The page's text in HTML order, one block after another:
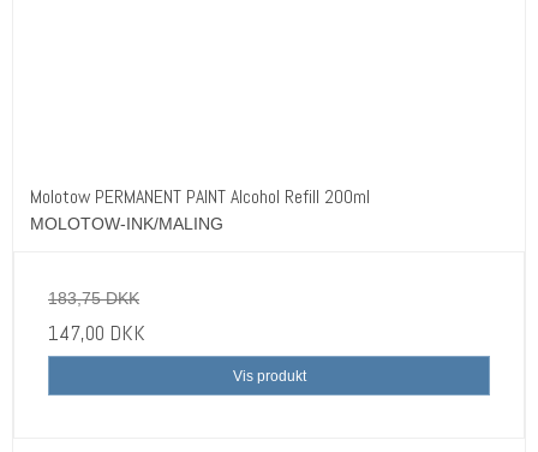
Molotow PERMANENT PAINT Alcohol Refill 200ml
MOLOTOW-INK/MALING
183,75 DKK
147,00 DKK
Vis produkt